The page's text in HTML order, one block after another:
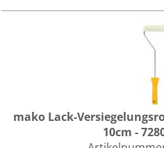
mako Lack-
10cm -